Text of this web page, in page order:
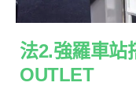
法2.強羅車站
OUTLET